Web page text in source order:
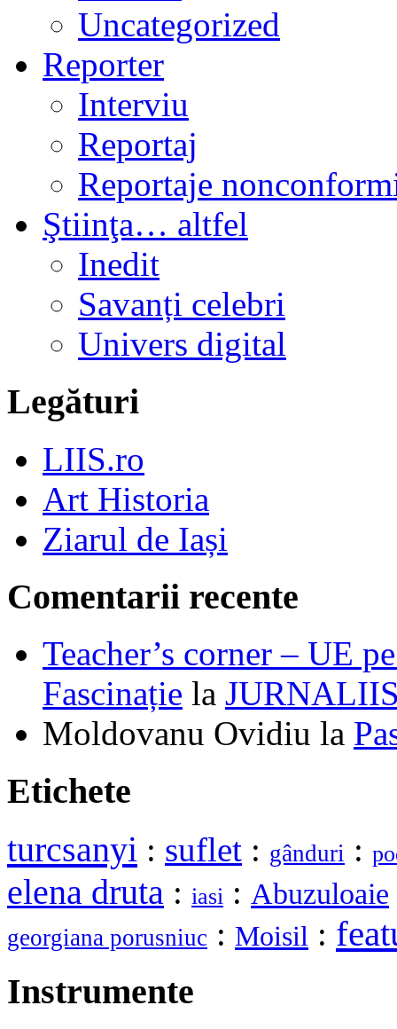
Uncategorized
Reporter
Interviu
Reportaj
Reportaje
Ştiinţa… altfel
Inedit
Savanți celebri
Univers digital
Legături
LIIS.ro
Art Historia
Ziarul de Iași
Comentarii recente
Teacher’s corner – UE
Fascinație la
Moldovanu Ovidiu la
Etichete
turcsanyi : suflet : gânduri :
elena druta : iasi : Abuzuloaie
georgiana porusniuc : Moisil :
Instrumente